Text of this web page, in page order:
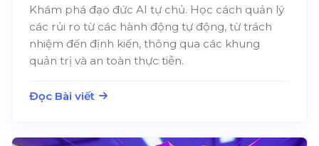
Khám phá đạo đức AI tự chủ. Học cách quản lý
các rủi ro từ các hành động tự động, từ trách
nhiệm đến định kiến, thông qua các khung
quản trị và an toàn thực tiễn.
Đọc Bài viết